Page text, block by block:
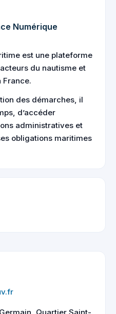
Numérique
est une plateforme
du nautisme et
France.
des démarches, il
d’accéder
administratives et
obligations maritimes